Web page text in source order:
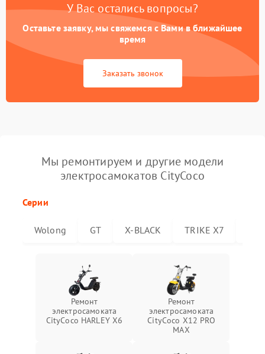
У Вас остались вопросы?
Оставьте заявку, мы свяжемся с Вами в ближайшее
время
Заказать звонок
Мы ремонтируем и другие модели
электросамокатов CityCoco
Серии
Wolong GT X-BLACK TRIKE X7
Ремонт
электросамоката
CityCoco HARLEY X6
Ремонт
электросамоката
CityCoco X12 PRO
MAX